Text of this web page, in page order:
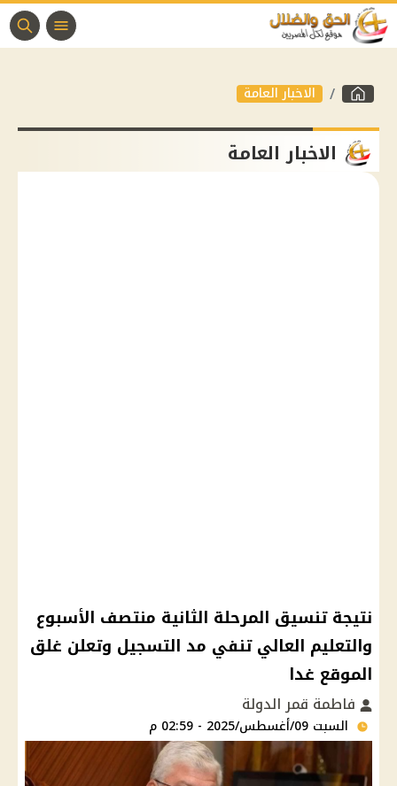
الاخبار العامة
الاخبار العامة
نتيجة تنسيق المرحلة الثانية منتصف الأسبوع
والتعليم العالي تنفي مد التسجيل وتعلن غلق
الموقع غدا
فاطمة قمر الدولة
السبت 09/أغسطس/2025 - 02:59 م